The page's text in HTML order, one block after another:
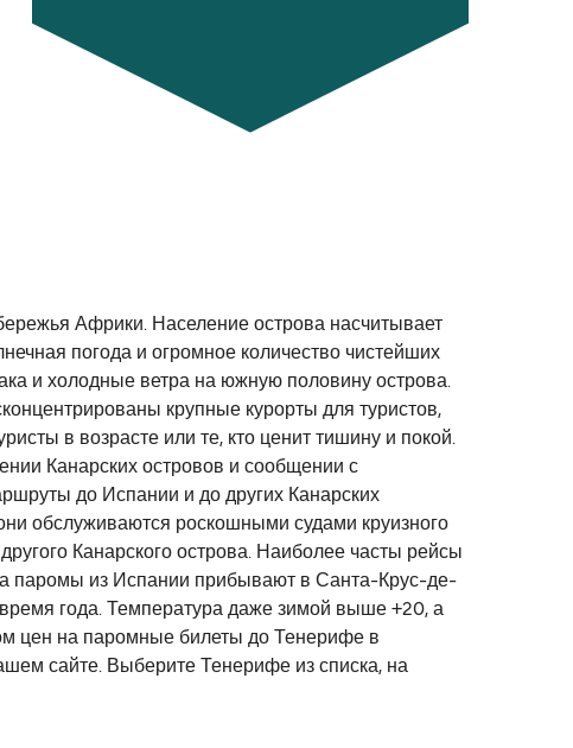
Африки. Население острова насчитывает
погода и огромное количество чистейших
и холодные ветра на южную половину острова.
крупные курорты для туристов,
в возрасте или те, кто ценит тишину и покой.
Канарских островов и сообщении с
до Испании и до других Канарских
обслуживаются роскошными судами круизного
Канарского острова. Наиболее часты рейсы
паромы из Испании прибывают в Санта-Крус-де-
года. Температура даже зимой выше +20, а
цен на паромные билеты до Тенерифе в
сайте. Выберите Тенерифе из списка, на